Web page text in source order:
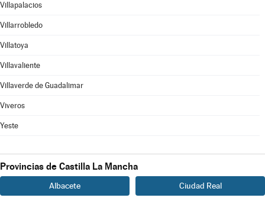
Villapalacios
Villarrobledo
Villatoya
Villavaliente
Villaverde de Guadalimar
Viveros
Yeste
Provincias de Castilla La Mancha
Albacete Ciudad Real